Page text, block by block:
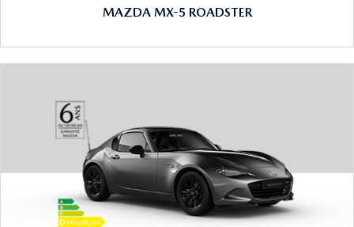
MAZDA MX-5 ROADSTER